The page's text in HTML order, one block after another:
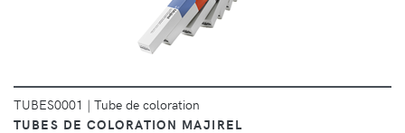
TUBES0001 | Tube de coloration
TUBES DE COLORATION MAJIREL